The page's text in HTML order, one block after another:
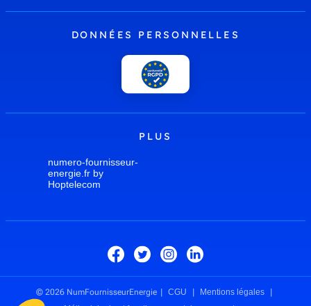
DONNÉES PERSONNELLES
PLUS
numero-fournisseur-
energie.fr by
Hoptelecom
© 2026 NumFournisseurEnergie CGU
Mentions légales